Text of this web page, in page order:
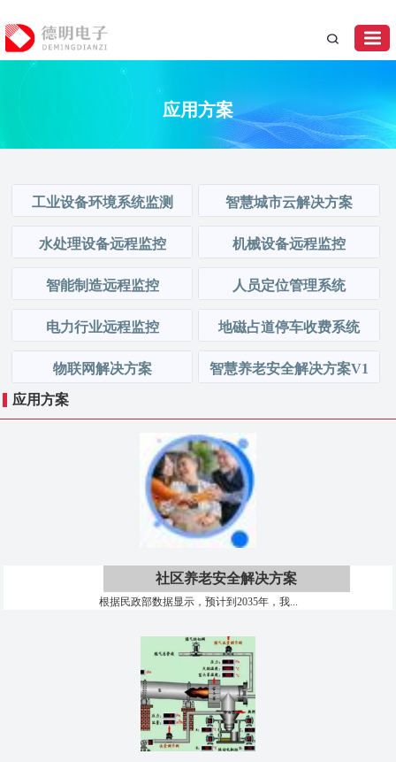
应用方案
工业设备环境系统监测 智慧城市云解决方案
水处理设备远程监控 机械设备远程监控
智能制造远程监控 人员定位管理系统
电力行业远程监控 地磁占道停车收费系统
物联网解决方案 智慧养老安全解决方案V1
应用方案
社区养老安全解决方案
根据民政部数据显示，预计到2035年，我...